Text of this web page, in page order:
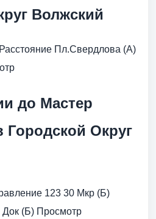
Волжский
Пл.Свердлова (А)
до Мастер
Городской Округ
123 30 Мкр (Б)
(Б) Просмотр